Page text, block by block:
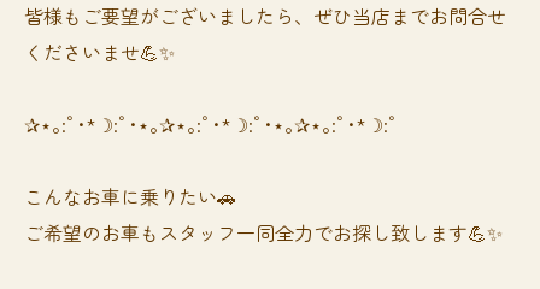
皆様もご要望がございましたら、ぜひ当店までお問合せ
くださいませ💪✨
✰⋆｡:ﾟ･*☽:ﾟ･⋆｡✰⋆｡:ﾟ･*☽:ﾟ･⋆｡✰⋆｡:ﾟ･*☽:ﾟ
⁡⁡⁡こんなお車に乗りたい🚗
ご希望のお車もスタッフ一同全力でお探し致します💪✨